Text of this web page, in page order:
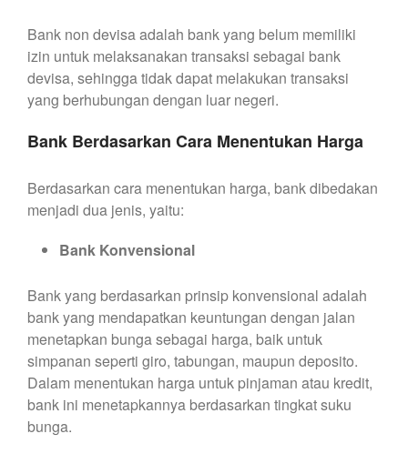
Bank non devisa adalah bank yang belum memiliki
izin untuk melaksanakan transaksi sebagai bank
devisa, sehingga tidak dapat melakukan transaksi
yang berhubungan dengan luar negeri.
Bank Berdasarkan Cara Menentukan Harga
Berdasarkan cara menentukan harga, bank dibedakan
menjadi dua jenis, yaitu:
Bank Konvensional
Bank yang berdasarkan prinsip konvensional adalah
bank yang mendapatkan keuntungan dengan jalan
menetapkan bunga sebagai harga, baik untuk
simpanan seperti giro, tabungan, maupun deposito.
Dalam menentukan harga untuk pinjaman atau kredit,
bank ini menetapkannya berdasarkan tingkat suku
bunga.